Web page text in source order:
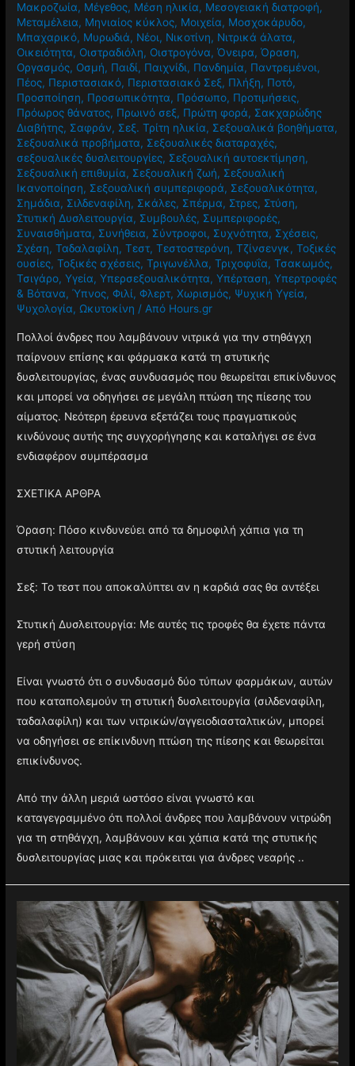
Μακροζωία, Μέγεθος, Μέση ηλικία, Μεσογειακή διατροφή,
Μεταμέλεια, Μηνιαίος κύκλος, Μοιχεία, Μοσχοκάρυδο,
Μπαχαρικό, Μυρωδιά, Νέοι, Νικοτίνη, Νιτρικά άλατα,
Οικειότητα, Οιστραδιόλη, Οιστρογόνα,Όνειρα,Όραση,
Οργασμός, Οσμή, Παιδί, Παιχνίδι, Πανδημία, Παντρεμένοι,
Πέος, Περιστασιακό, Περιστασιακό Σεξ, Πλήξη, Ποτό,
Προσποίηση, Προσωπικότητα, Πρόσωπο, Προτιμήσεις,
Πρόωρος θάνατος, Πρωινό σεξ, Πρώτη φορά, Σακχαρώδης
Διαβήτης, Σαφράν, Σεξ. Τρίτη ηλικία, Σεξουαλικά βοηθήματα,
Σεξουαλικά προβήματα, Σεξουαλικές διαταραχές,
σεξουαλικές δυσλειτουργίες, Σεξουαλική αυτοεκτίμηση,
Σεξουαλική επιθυμία, Σεξουαλική ζωή, Σεξουαλική
Ικανοποίηση, Σεξουαλική συμπεριφορά, Σεξουαλικότητα,
Σημάδια, Σιλδεναφίλη, Σκάλες, Σπέρμα, Στρες, Στύση,
Στυτική Δυσλειτουργία, Συμβουλές, Συμπεριφορές,
Συναισθήματα, Συνήθεια, Σύντροφοι, Συχνότητα, Σχέσεις,
Σχέση,Ταδαλαφίλη,Τεστ,Τεστοστερόνη,Τζίνσενγκ,Τοξικές
ουσίες,Τοξικές σχέσεις,Τριγωνέλλα,Τριχοφυΐα,Τσακωμός,
Τσιγάρο,Υγεία,Υπερσεξουαλικότητα,Υπέρταση,Υπερτροφές
& Βότανα,Ύπνος,Φιλί,Φλερτ,Χωρισμός, Ψυχική Υγεία,
Ψυχολογία, Ωκυτοκίνη / Από Hours.gr
Πολλοί άνδρες που λαμβάνουν νιτρικά για την στηθάγχη
παίρνουν επίσης και φάρμακα κατά τη στυτικής
δυσλειτουργίας, ένας συνδυασμός που θεωρείται επικίνδυνος
και μπορεί να οδηγήσει σε μεγάλη πτώση της πίεσης του
αίματος. Νεότερη έρευνα εξετάζει τους πραγματικούς
κινδύνους αυτής της συγχορήγησης και καταλήγει σε ένα
ενδιαφέρον συμπέρασμα
ΣΧΕΤΙΚΑ ΑΡΘΡΑ
Όραση: Πόσο κινδυνεύει από τα δημοφιλή χάπια για τη
στυτική λειτουργία
Σεξ: Το τεστ που αποκαλύπτει αν η καρδιά σας θα αντέξει
Στυτική Δυσλειτουργία: Με αυτές τις τροφές θα έχετε πάντα
γερή στύση
Είναι γνωστό ότι ο συνδυασμό δύο τύπων φαρμάκων, αυτών
που καταπολεμούν τη στυτική δυσλειτουργία (σιλδεναφίλη,
ταδαλαφίλη) και των νιτρικών/αγγειοδιασταλτικών, μπορεί
να οδηγήσει σε επίκινδυνη πτώση της πίεσης και θεωρείται
επικίνδυνος.
Από την άλλη μεριά ωστόσο είναι γνωστό και
καταγεγραμμένο ότι πολλοί άνδρες που λαμβάνουν νιτρώδη
για τη στηθάγχη, λαμβάνουν και χάπια κατά της στυτικής
δυσλειτουργίας μιας και πρόκειται για άνδρες νεαρής ..